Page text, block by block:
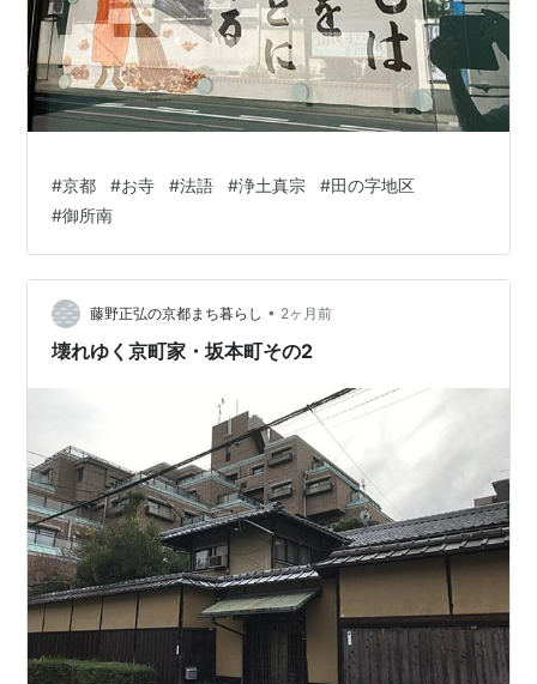
#京都 #お寺 #法語 #浄土真宗 #田の字地区
#御所南
藤野正弘の京都まち暮らし • 2ヶ月前
壊れゆく京町家・坂本町その2